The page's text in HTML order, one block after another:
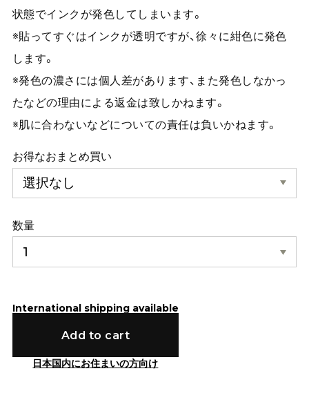
状態でインクが発色してしまいます。
※貼ってすぐはインクが透明ですが、徐々に紺色に発色
します。
※発色の濃さには個人差があります、また発色しなかっ
たなどの理由による返金は致しかねます。
※肌に合わないなどについての責任は負いかねます。
お得なおまとめ買い
数量
International shipping available
Add to cart
日本国内にお住まいの方向け